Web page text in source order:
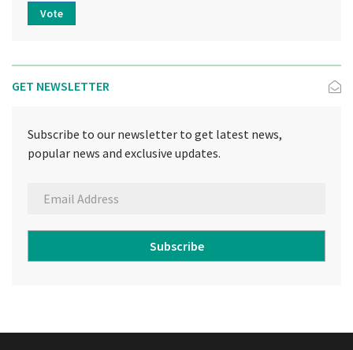
Vote
GET NEWSLETTER
Subscribe to our newsletter to get latest news,
popular news and exclusive updates.
Subscribe